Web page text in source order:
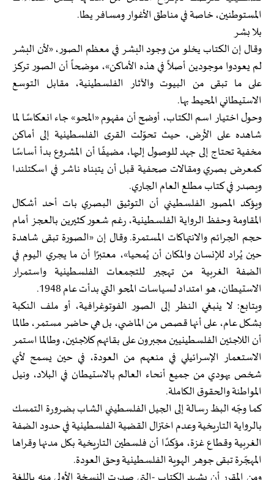
المستوطنين، خاصة في مناطق الأغوار ومسافر يطا.
بلا بشر
وقال إن الكتاب يخلو من وجود البشر في معظم الصور، «لأن البشر
لم يعودوا موجودين أصلاً في هذه الأماكن»، موضحاً أن الصور تركز
على ما تبقى من البيوت والآثار الفلسطينية، مقابل التوسع
الاستيطاني المحيط بها.
وحول اختيار اسم الكتاب، أوضح أن مفهوم «المحو» جاء انعكاسًا لما
شاهده على الأرض، حيث تحوّلت القرى الفلسطينية إلى أماكن
مخفية تحتاج إلى جهد للوصول إليها، مضيفًا أن المشروع بدأ أساسًا
كمعرض بصري ومقالات صحفية قبل أن يتبناه ناشر في اسكتلندا
ويصدر في كتاب مطلع العام الجاري.
ويؤكد المصور الفلسطيني أن التوثيق البصري بات أحد أشكال
المقاومة وحفظ الرواية الفلسطينية، رغم شعور كثيرين بالعجز أمام
حجم الجرائم والانتهاكات المستمرة. وقال إن «الصورة تبقى شاهدة
حين يُراد للإنسان والمكان أن يُمحيا»، معتبرًا أن ما يجري اليوم في
الضفة الغربية من تهجير للتجمعات الفلسطينية واستمرار
الاستيطان، هو امتداد لسياسات المحو التي بدأت عام 1948.
ويتابع: لا ينبغي النظر إلى الصور الفوتوغرافية، أو ملف النكبة
بشكل عام، على أنها قصص من الماضي، بل هي حاضر مستمر، طالما
أن اللاجئين الفلسطينيين مجبرون على بقائهم كلاجئين، وطالما استمر
الاستعمار الإسرائيلي في منعهم من العودة، في حين يسمح لأي
شخص يهودي من جميع أنحاء العالم بالاستيطان في البلاد، ونيل
المواطنة والحقوق الكاملة.
كما وجّه البظ رسالة إلى الجيل الفلسطيني الشاب بضرورة التمسك
بالرواية التاريخية وعدم اختزال القضية الفلسطينية في حدود الضفة
الغربية وقطاع غزة، مؤكدًا أن فلسطين التاريخية بكل مدنها وقراها
المهجّرة تبقى جوهر الهوية الفلسطينية وحق العودة.